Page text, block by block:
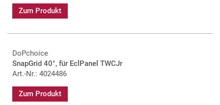
Zum Produkt
DoPchoice
SnapGrid 40°, für EclPanel TWCJr
Art.-Nr.: 4024486
Zum Produkt